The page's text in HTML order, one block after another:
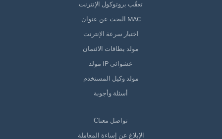
تعقّب بروتوكول الإنترنت
البحث عن عنوان MAC
اختبار سرعة الإنترنت
مولد بطاقات الائتمان
مولد IP عشوائي
مولد وكيل المستخدم
أسئلة وأجوبة
Сتواصل معنا
الإبلاغ عن إساءة المعاملة